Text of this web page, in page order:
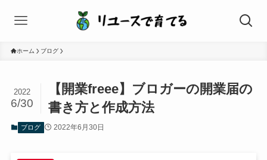
ホーム ブログ
【開業freee】ブロガーの開業届の
書き方と作成方法
2022
6/30
ブログ 2022年6月30日